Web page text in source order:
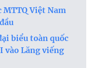
Việt Nam
biểu toàn quốc
vào Lăng viếng